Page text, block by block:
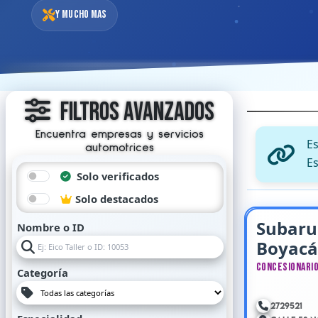
Y mucho mas
Filtros Avanzados
Encuentra empresas y servicios
automotrices
Solo verificados
Solo destacados
Nombre o ID
Categoría
Boyacá
2729521